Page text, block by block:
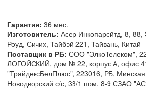
Гарантия: 36 мес.
Изготовитель: Асер Инкопарейтд, 8, 88,
Роуд, Сичих, Тайбэй 221, Тайвань, Китай
Поставщик в РБ: ООО "ЭлкоТелеком",
ЛОГОЙСКИЙ, дом № 22, корпус А, офис
"ТрайдексБелПлюс", 223016, РБ,
Новодворский с/с, 33/1 пом. 8-9 СЗАО